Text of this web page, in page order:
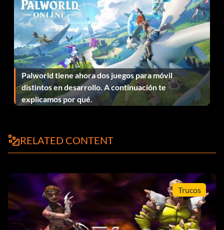
Palworld tiene ahora dos juegos para móvil
distintos en desarrollo. A continuación te
explicamos por qué.
RELATED CONTENT
Trucos